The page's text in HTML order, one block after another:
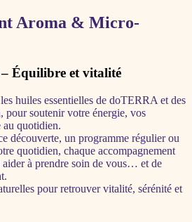
Aroma & Micro-
Équilibre et vitalité
huiles essentielles de doTERRA et des
pour soutenir votre énergie, vos
au quotidien.
découverte, un programme régulier ou
quotidien, chaque accompagnement
aider à prendre soin de vous… et de
pour retrouver vitalité, sérénité et